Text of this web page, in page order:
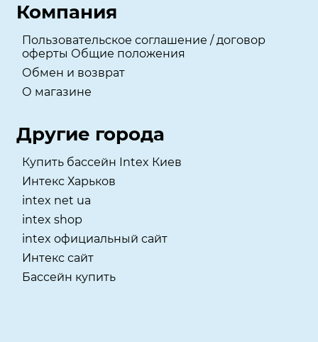
Компания
Пользовательское соглашение / договор
оферты Общие положения
Обмен и возврат
О магазине
Другие города
Купить бассейн Intex Киев
Интекс Харьков
intex net ua
intex shop
intex официальный сайт
Интекс сайт
Бассейн купить